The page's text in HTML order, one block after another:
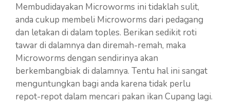
Membudidayakan Microworms ini tidaklah sulit,
anda cukup membeli Microworms dari pedagang
dan letakan di dalam toples. Berikan sedikit roti
tawar di dalamnya dan diremah-remah, maka
Microworms dengan sendirinya akan
berkembangbiak di dalamnya. Tentu hal ini sangat
menguntungkan bagi anda karena tidak perlu
repot-repot dalam mencari pakan ikan Cupang lagi.